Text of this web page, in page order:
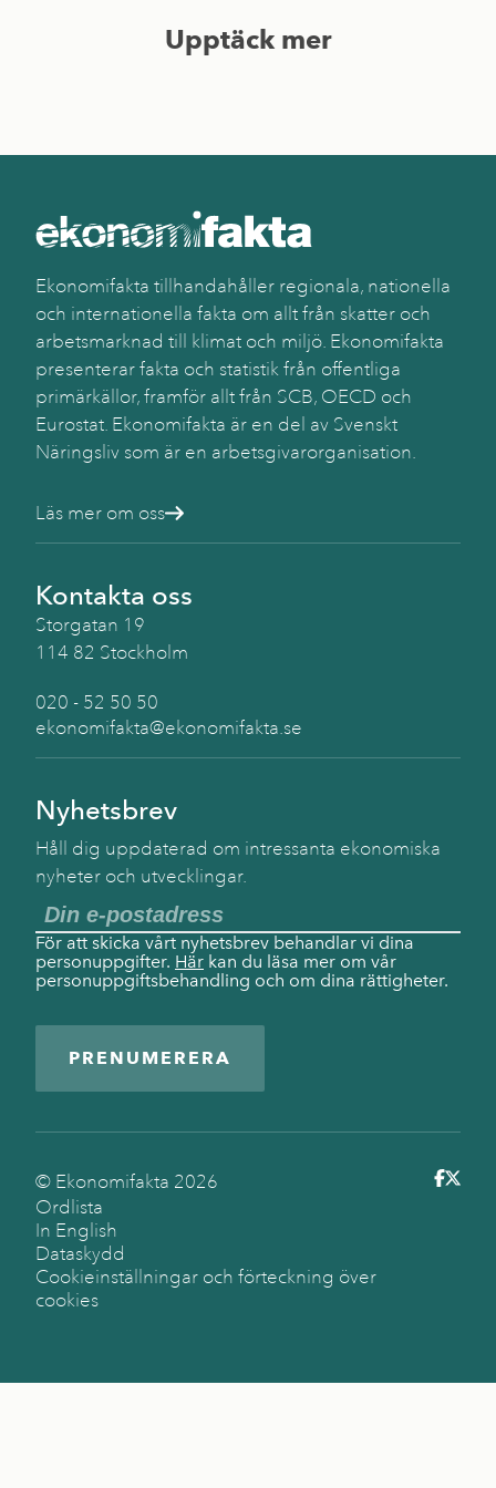
Upptäck mer
Ekonomifakta tillhandahåller regionala, nationella
och internationella fakta om allt från skatter och
arbetsmarknad till klimat och miljö. Ekonomifakta
presenterar fakta och statistik från offentliga
primärkällor, framför allt från SCB, OECD och
Eurostat. Ekonomifakta är en del av Svenskt
Näringsliv som är en arbetsgivarorganisation.
Läs mer om oss
Kontakta oss
Storgatan 19
114 82 Stockholm
020 - 52 50 50
ekonomifakta@ekonomifakta.se
Nyhetsbrev
Håll dig uppdaterad om intressanta ekonomiska
nyheter och utvecklingar.
För att skicka vårt nyhetsbrev behandlar vi dina
personuppgifter. Här kan du läsa mer om vår
personuppgiftsbehandling och om dina rättigheter.
PRENUMERERA
© Ekonomifakta 2026
Ordlista
In English
Dataskydd
Cookieinställningar och förteckning över
cookies